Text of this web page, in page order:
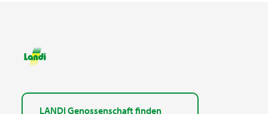
LANDI Genossenschaft finden